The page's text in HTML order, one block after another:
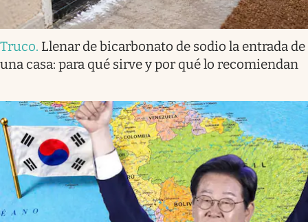
Truco. Llenar de bicarbonato de sodio la entrada de
una casa: para qué sirve y por qué lo recomiendan